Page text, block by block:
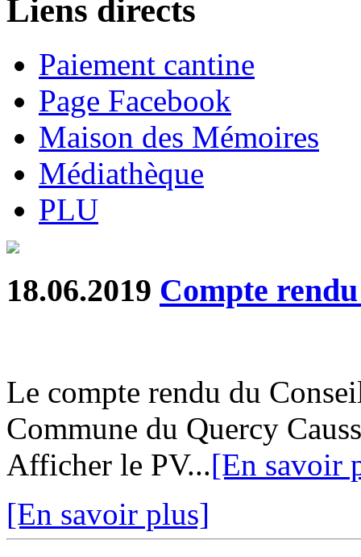
Liens directs
Paiement cantine
Page Facebook
Maison des Mémoires
Médiathèque
PLU
18.06.2019 Compte
Le compte rendu du
Commune du Quercy
Afficher le PV...[En savoir
[En savoir plus]